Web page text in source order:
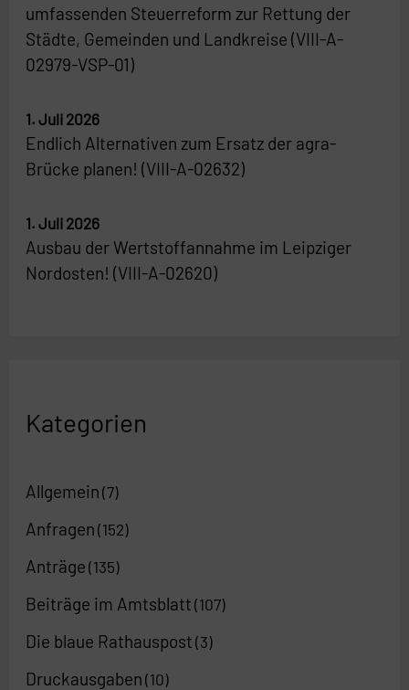
umfassenden Steuerreform zur Rettung der
Städte, Gemeinden und Landkreise (VIII-A-
02979-VSP-01)
Endlich Alternativen zum Ersatz der agra-
Brücke planen! (VIII-A-02632)
1. Juli 2026
Ausbau der Wertstoffannahme im Leipziger
Nordosten! (VIII-A-02620)
1. Juli 2026
Kategorien
Allgemein (7)
Anfragen (152)
Anträge (135)
Beiträge im Amtsblatt (107)
Die blaue Rathauspost (3)
Druckausgaben (10)